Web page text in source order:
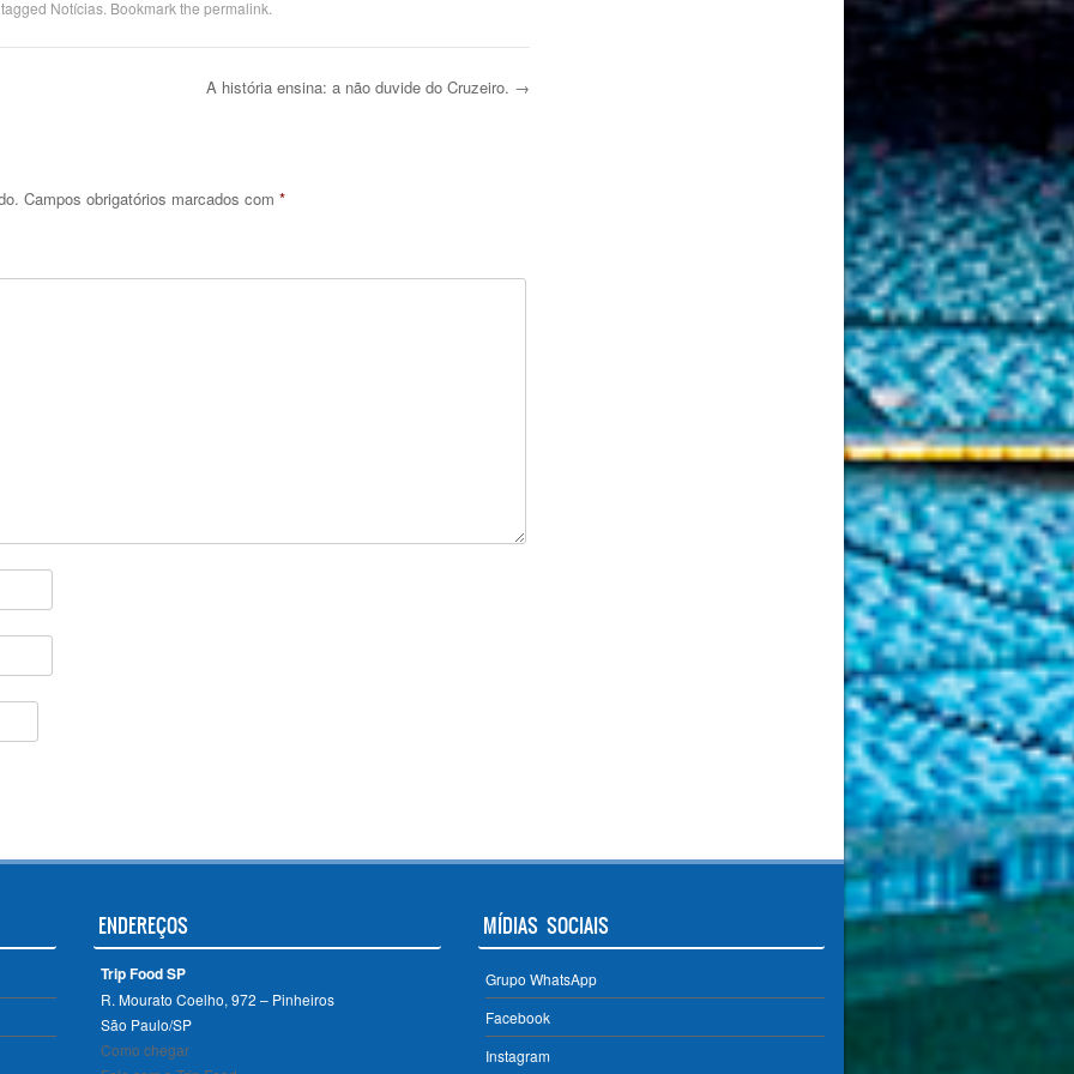
Notícias. Bookmark the permalink
A história ensina: a não duvide do Cruzeiro. →
Campos obrigatórios marcados com *
ENDEREÇOS
Trip Food SP
R. Mourato Coelho, 972 – Pinheiros
São Paulo/SP ‎
Como chegar
MÍDIAS SOCIAIS
Grupo WhatsApp
Facebook
Instagram